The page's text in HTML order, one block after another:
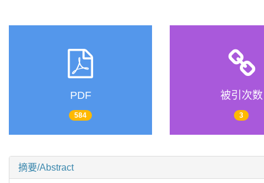
PDF
584
被引次数
3
摘要/Abstract